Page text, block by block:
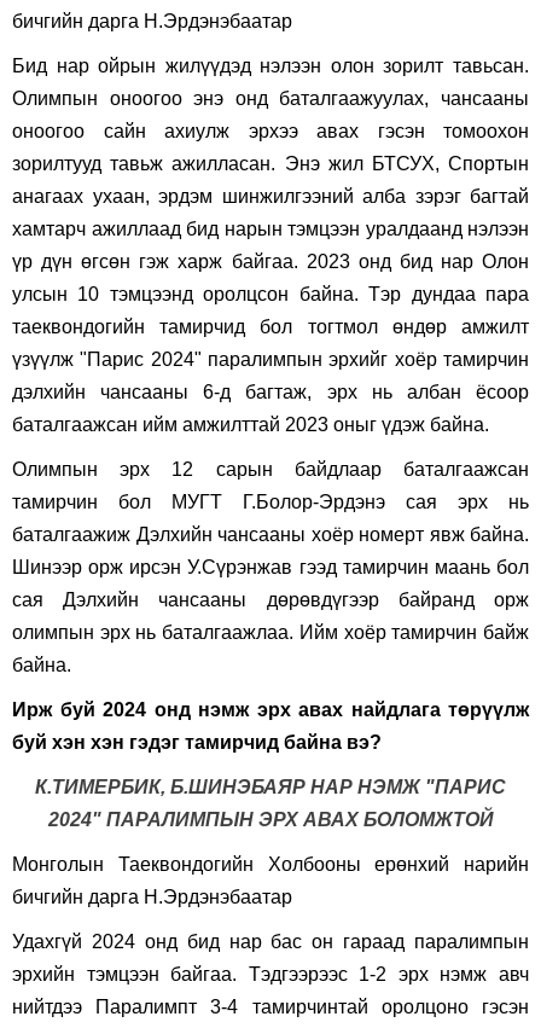
бичгийн дарга Н.Эрдэнэбаатар
Бид нар ойрын жилүүдэд нэлээн олон зорилт тавьсан.
Олимпын оноогоо энэ онд баталгаажуулах, чансааны
оноогоо сайн ахиулж эрхээ авах гэсэн томоохон
зорилтууд тавьж ажилласан. Энэ жил БТСУХ, Спортын
анагаах ухаан, эрдэм шинжилгээний алба зэрэг багтай
хамтарч ажиллаад бид нарын тэмцээн уралдаанд нэлээн
үр дүн өгсөн гэж харж байгаа. 2023 онд бид нар Олон
улсын 10 тэмцээнд оролцсон байна. Тэр дундаа пара
таеквондогийн тамирчид бол тогтмол өндөр амжилт
үзүүлж "Парис 2024" паралимпын эрхийг хоёр тамирчин
дэлхийн чансааны 6-д багтаж, эрх нь албан ёсоор
баталгаажсан ийм амжилттай 2023 оныг үдэж байна.
Олимпын эрх 12 сарын байдлаар баталгаажсан
тамирчин бол МУГТ Г.Болор-Эрдэнэ сая эрх нь
баталгаажиж Дэлхийн чансааны хоёр номерт явж байна.
Шинээр орж ирсэн У.Сүрэнжав гээд тамирчин маань бол
сая Дэлхийн чансааны дөрөвдүгээр байранд орж
олимпын эрх нь баталгаажлаа. Ийм хоёр тамирчин байж
байна.
Ирж буй 2024 онд нэмж эрх авах найдлага төрүүлж
буй хэн хэн гэдэг тамирчид байна вэ?
К.ТИМЕРБИК, Б.ШИНЭБАЯР НАР НЭМЖ "ПАРИС
2024" ПАРАЛИМПЫН ЭРХ АВАХ БОЛОМЖТОЙ
Монголын Таеквондогийн Холбооны ерөнхий нарийн
бичгийн дарга Н.Эрдэнэбаатар
Удахгүй 2024 онд бид нар бас он гараад паралимпын
эрхийн тэмцээн байгаа. Тэдгээрээс 1-2 эрх нэмж авч
нийтдээ Паралимпт 3-4 тамирчинтай оролцоно гэсэн